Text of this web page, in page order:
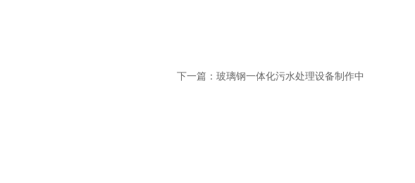
下一篇： 玻璃钢一体化污水处理设备制作中